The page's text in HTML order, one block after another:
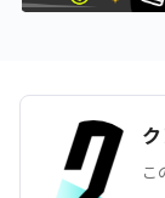
こ